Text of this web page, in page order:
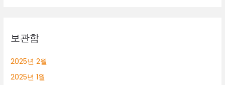
보관함
2025년 2월
2025년 1월